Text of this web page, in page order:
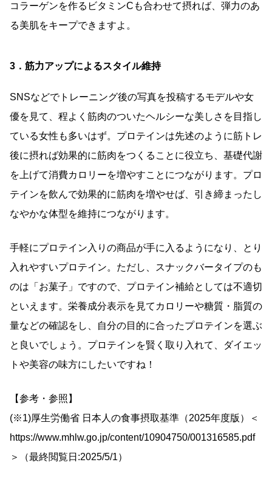
コラーゲンを作るビタミンCも合わせて摂れば、弾力のあ
る美肌をキープできますよ。
3．筋力アップによるスタイル維持
SNSなどでトレーニング後の写真を投稿するモデルや女
優を見て、程よく筋肉のついたヘルシーな美しさを目指し
ている女性も多いはず。プロテインは先述のように筋トレ
後に摂れば効果的に筋肉をつくることに役立ち、基礎代謝
を上げて消費カロリーを増やすことにつながります。プロ
テインを飲んで効果的に筋肉を増やせば、引き締まったし
なやかな体型を維持につながります。
手軽にプロテイン入りの商品が手に入るようになり、とり
入れやすいプロテイン。ただし、スナックバータイプのも
のは「お菓子」ですので、プロテイン補給としては不適切
といえます。栄養成分表示を見てカロリーや糖質・脂質の
量などの確認をし、自分の目的に合ったプロテインを選ぶ
と良いでしょう。プロテインを賢く取り入れて、ダイエッ
トや美容の味方にしたいですね！
【参考・参照】
(※1)厚生労働省 日本人の食事摂取基準（2025年度版）＜
https://www.mhlw.go.jp/content/10904750/001316585.pdf
＞（最終閲覧日:2025/5/1）